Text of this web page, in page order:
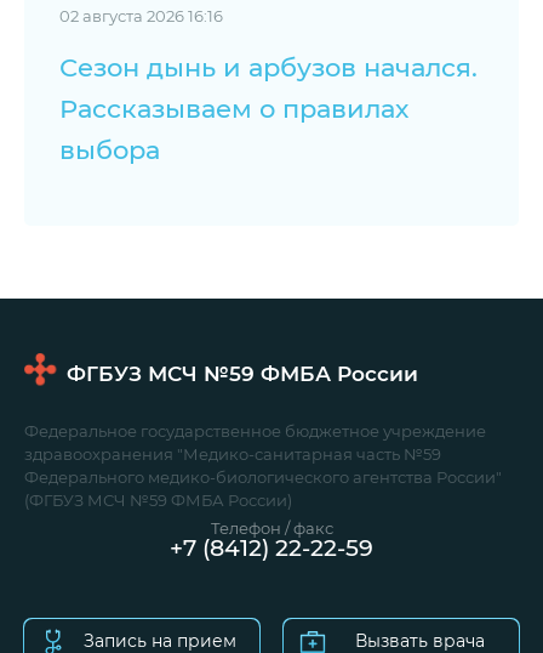
02 августа 2026 16:16
Сезон дынь и арбузов начался.
Рассказываем о правилах
выбора
ФГБУЗ МСЧ №59 ФМБА России
Федеральное государственное бюджетное учреждение
здравоохранения "Медико-санитарная часть №59
Федерального медико-биологического агентства России"
(ФГБУЗ МСЧ №59 ФМБА России)
Запись на прием Вызвать врача
Телефон / факс
+7 (8412) 22-22-59